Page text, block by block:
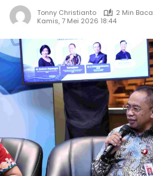
Tonny Christianto
2 Min Baca
Kamis, 7 Mei 2026 18:44